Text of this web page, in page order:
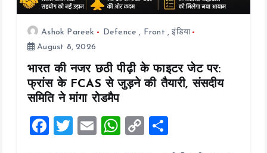
Ashok Pareek Defence , Front ,इंडिया
August 8, 2026
भारत की नजर छठी पीढ़ी के फाइटर जेट पर:
फ्रांस के FCAS से जुड़ने की तैयारी, संसदीय
समिति ने मांगा रोडमैप
F
T
E
W
C